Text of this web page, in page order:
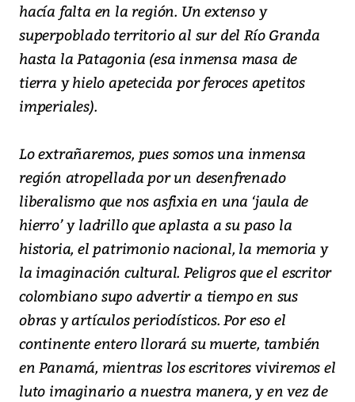
hacía falta en la región. Un extenso y
superpoblado territorio al sur del Río Granda
hasta la Patagonia (esa inmensa masa de
tierra y hielo apetecida por feroces apetitos
imperiales).
Lo extrañaremos, pues somos una inmensa
región atropellada por un desenfrenado
liberalismo que nos asfixia en una ‘jaula de
hierro’ y ladrillo que aplasta a su paso la
historia, el patrimonio nacional, la memoria y
la imaginación cultural. Peligros que el escritor
colombiano supo advertir a tiempo en sus
obras y artículos periodísticos. Por eso el
continente entero llorará su muerte, también
en Panamá, mientras los escritores viviremos el
luto imaginario a nuestra manera, y en vez de